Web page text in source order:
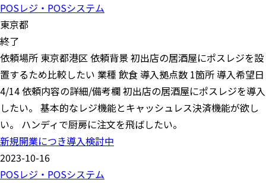
POSレジ・POSシステム
東京都
終了
依頼場所 東京都港区 依頼背景 初出店の居酒屋にポスレジを設
置するため比較したい 業種 飲食 導入拠点数 1箇所 導入希望日
4/14 依頼内容の詳細/備考欄 初出店の居酒屋にポスレジを導入
したい。 基本的なレジ機能とキャッシュレス決済機能が欲し
い。 ハンディで厨房に注文を飛ばしたい。
新規開業につき導入検討中
2023-10-16
POSレジ・POSシステム